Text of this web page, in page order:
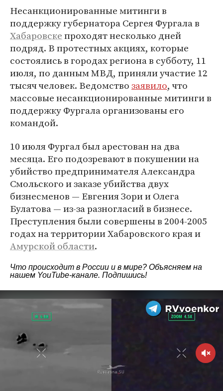
Несанкционированные митинги в
поддержку губернатора Сергея Фургала в
Хабаровскепроходят несколько дней
подряд. В протестных акциях, которые
состоялись в городах региона в субботу, 11
июля, по данным МВД, приняли участие 12
тысяч человек. Ведомствозаявило, что
массовые несанкционированные митинги в
поддержку Фургала организованы его
командой.
10 июля Фургал был арестован на два
месяца. Его подозревают в покушении на
убийство предпринимателя Александра
Смольского и заказе убийства двух
бизнесменов — Евгения Зори и Олега
Булатова — из-за разногласий в бизнесе.
Преступления были совершены в 2004-2005
годах на территории Хабаровского края и
Амурской области.
Что происходит в России и в мире? Объясняем на
нашем YouTube-канале. Подпишись!